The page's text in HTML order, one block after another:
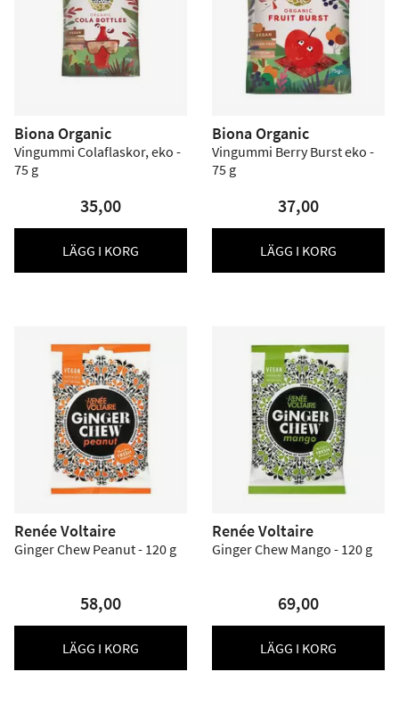
Biona Organic
Vingummi Colaflaskor, eko -
75 g
35,00
LÄGG I KORG
Biona Organic
Vingummi Berry Burst eko -
75 g
37,00
LÄGG I KORG
Renée Voltaire
Ginger Chew Peanut - 120 g
58,00
LÄGG I KORG
Renée Voltaire
Ginger Chew Mango - 120 g
69,00
LÄGG I KORG